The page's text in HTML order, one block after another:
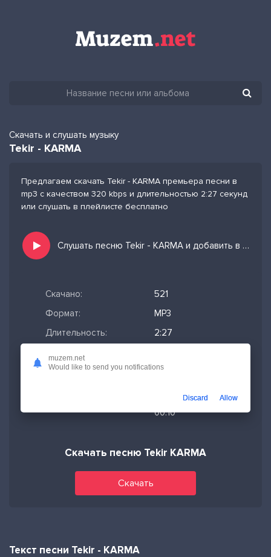
Скачать и слушать музыку
Tekir - KARMA
Предлагаем скачать Tekir - KARMA премьера песни в
mp3 с качеством 320 kbps и длительностью 2:27 секунд
или слушать в плейлисте бесплатно
Слушать песню Tekir - KARMA и добавить в избранных
Скачано:
521
Формат:
MP3
Длительность:
2:27
Качество mp3:
320 кбит/с,
24-10-2025,
00:10
Скачать песню Tekir KARMA
Скачать
Текст песни Tekir - KARMA
muzem.net
Would like to send you notifications
Discard Allow